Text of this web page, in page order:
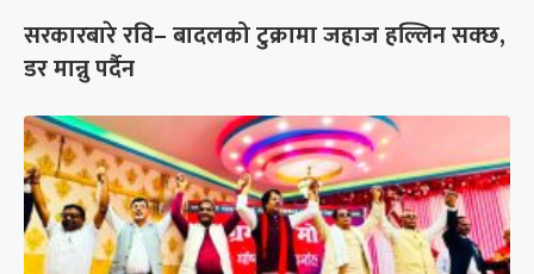
सरकारबारे रवि– बादलको टुक्रामा जहाज हल्लिन सक्छ,
डर मान्नु पर्दैन